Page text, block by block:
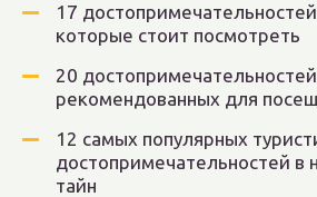
17
которые стоит посмотреть
20
рекомендованных для
12 самых популярных
достопримечательностей в
тайн